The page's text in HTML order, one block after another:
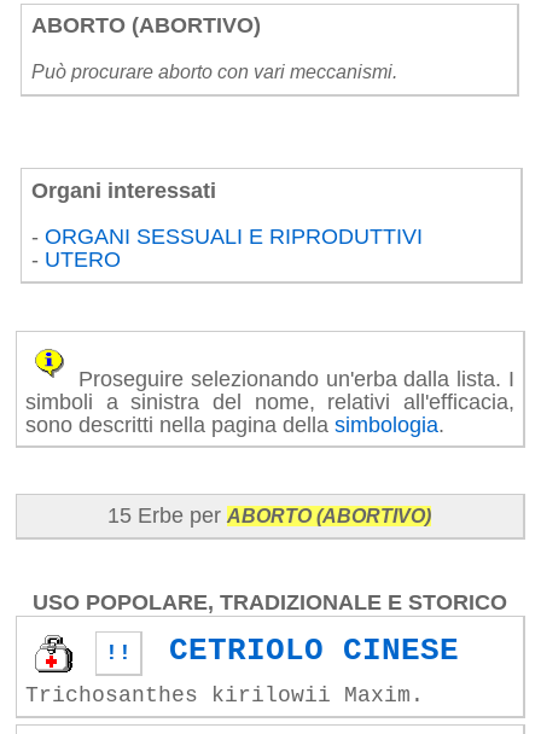
ABORTO (ABORTIVO)
Può procurare aborto con vari meccanismi.
Organi interessati
-ORGANI SESSUALI E RIPRODUTTIVI
- UTERO
Proseguire selezionando un'erba dalla lista. I
simboli a sinistra del nome, relativi all'efficacia,
sono descritti nella pagina dellasimbologia.
15 Erbe perABORTO (ABORTIVO)
USO POPOLARE, TRADIZIONALE E STORICO
!! CETRIOLO CINESE
Trichosanthes kirilowii Maxim.